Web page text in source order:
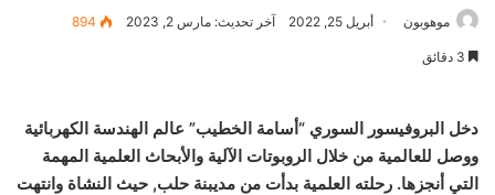
موهوبون أبريل 25, 2022 آخر تحديث: مارس 2, 2023 894
دخل البروفيسور السوري “أسامة الخطيب” عالم الهندسة الكهربائية
ووصل للعالمية من خلال الروبوتات الآلية والأبحاث العلمية المهمة
التي أنجزها. رحلته العلمية بدأت من مديبنة حلب, حيث النشاة وانتهت